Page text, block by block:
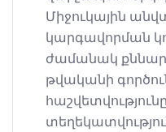
Միջուկային
կարգավորման
ժամանակ
թվականի